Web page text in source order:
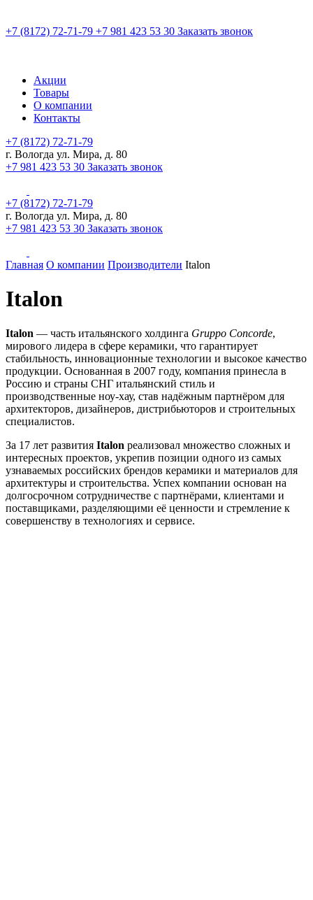
+7 (8172) 72-71-79 +7 981 423 53 30 Заказать звонок
Акции
Товары
О компании
Контакты
+7 (8172) 72-71-79
г. Вологда ул. Мира, д. 80
+7 981 423 53 30 Заказать звонок
+7 (8172) 72-71-79
г. Вологда ул. Мира, д. 80
+7 981 423 53 30 Заказать звонок
Главная О компании Производители Italon
Italon
Italon — часть итальянского холдинга Gruppo Concorde,
мирового лидера в сфере керамики, что гарантирует
стабильность, инновационные технологии и высокое качество
продукции. Основанная в 2007 году, компания принесла в
Россию и страны СНГ итальянский стиль и
производственные ноу-хау, став надёжным партнёром для
архитекторов, дизайнеров, дистрибьюторов и строительных
специалистов.
За 17 лет развития Italon реализовал множество сложных и
интересных проектов, укрепив позиции одного из самых
узнаваемых российских брендов керамики и материалов для
архитектуры и строительства. Успех компании основан на
долгосрочном сотрудничестве с партнёрами, клиентами и
поставщиками, разделяющими её ценности и стремление к
совершенству в технологиях и сервисе.